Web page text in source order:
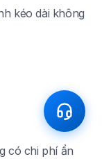
kéo dài không
có chi phí ẩn